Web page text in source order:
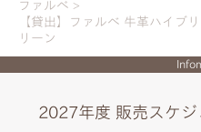
ファルべ
【貸出】ファルベ 牛革ハイ
リーン
2027年度 販売スケジ